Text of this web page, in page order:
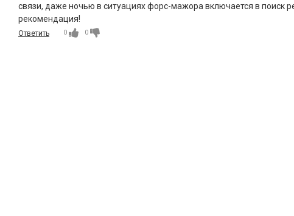
связи, даже ночью в ситуациях форс-мажора включается в поиск
рекомендация!
Ответить 0 0